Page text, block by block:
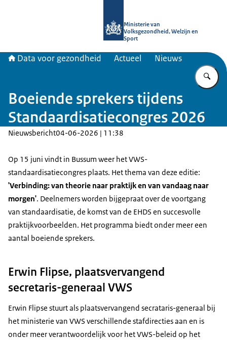
Ministerie van
Volksgezondheid, Welzijn en
Sport
Data voor gezondheid Actueel Nieuws
Boeiende sprekers tijdens
Standaardisatiecongres 2026
Nieuwsbericht04-06-2026 | 11:38
Op 15 juni vindt in Bussum weer het VWS-
standaardisatiecongres plaats. Het thema van deze editie:
'Verbinding: van theorie naar praktijk en van vandaag naar
morgen'. Deelnemers worden bijgepraat over de voortgang
van standaardisatie, de komst van de EHDS en succesvolle
praktijkvoorbeelden. Het programma biedt onder meer een
aantal boeiende sprekers.
Erwin Flipse, plaatsvervangend
secretaris-generaal VWS
Erwin Flipse stuurt als plaatsvervangend secrataris-generaal bij
het ministerie van VWS verschillende stafdirecties aan en is
onder meer verantwoordelijk voor het VWS-beleid op het